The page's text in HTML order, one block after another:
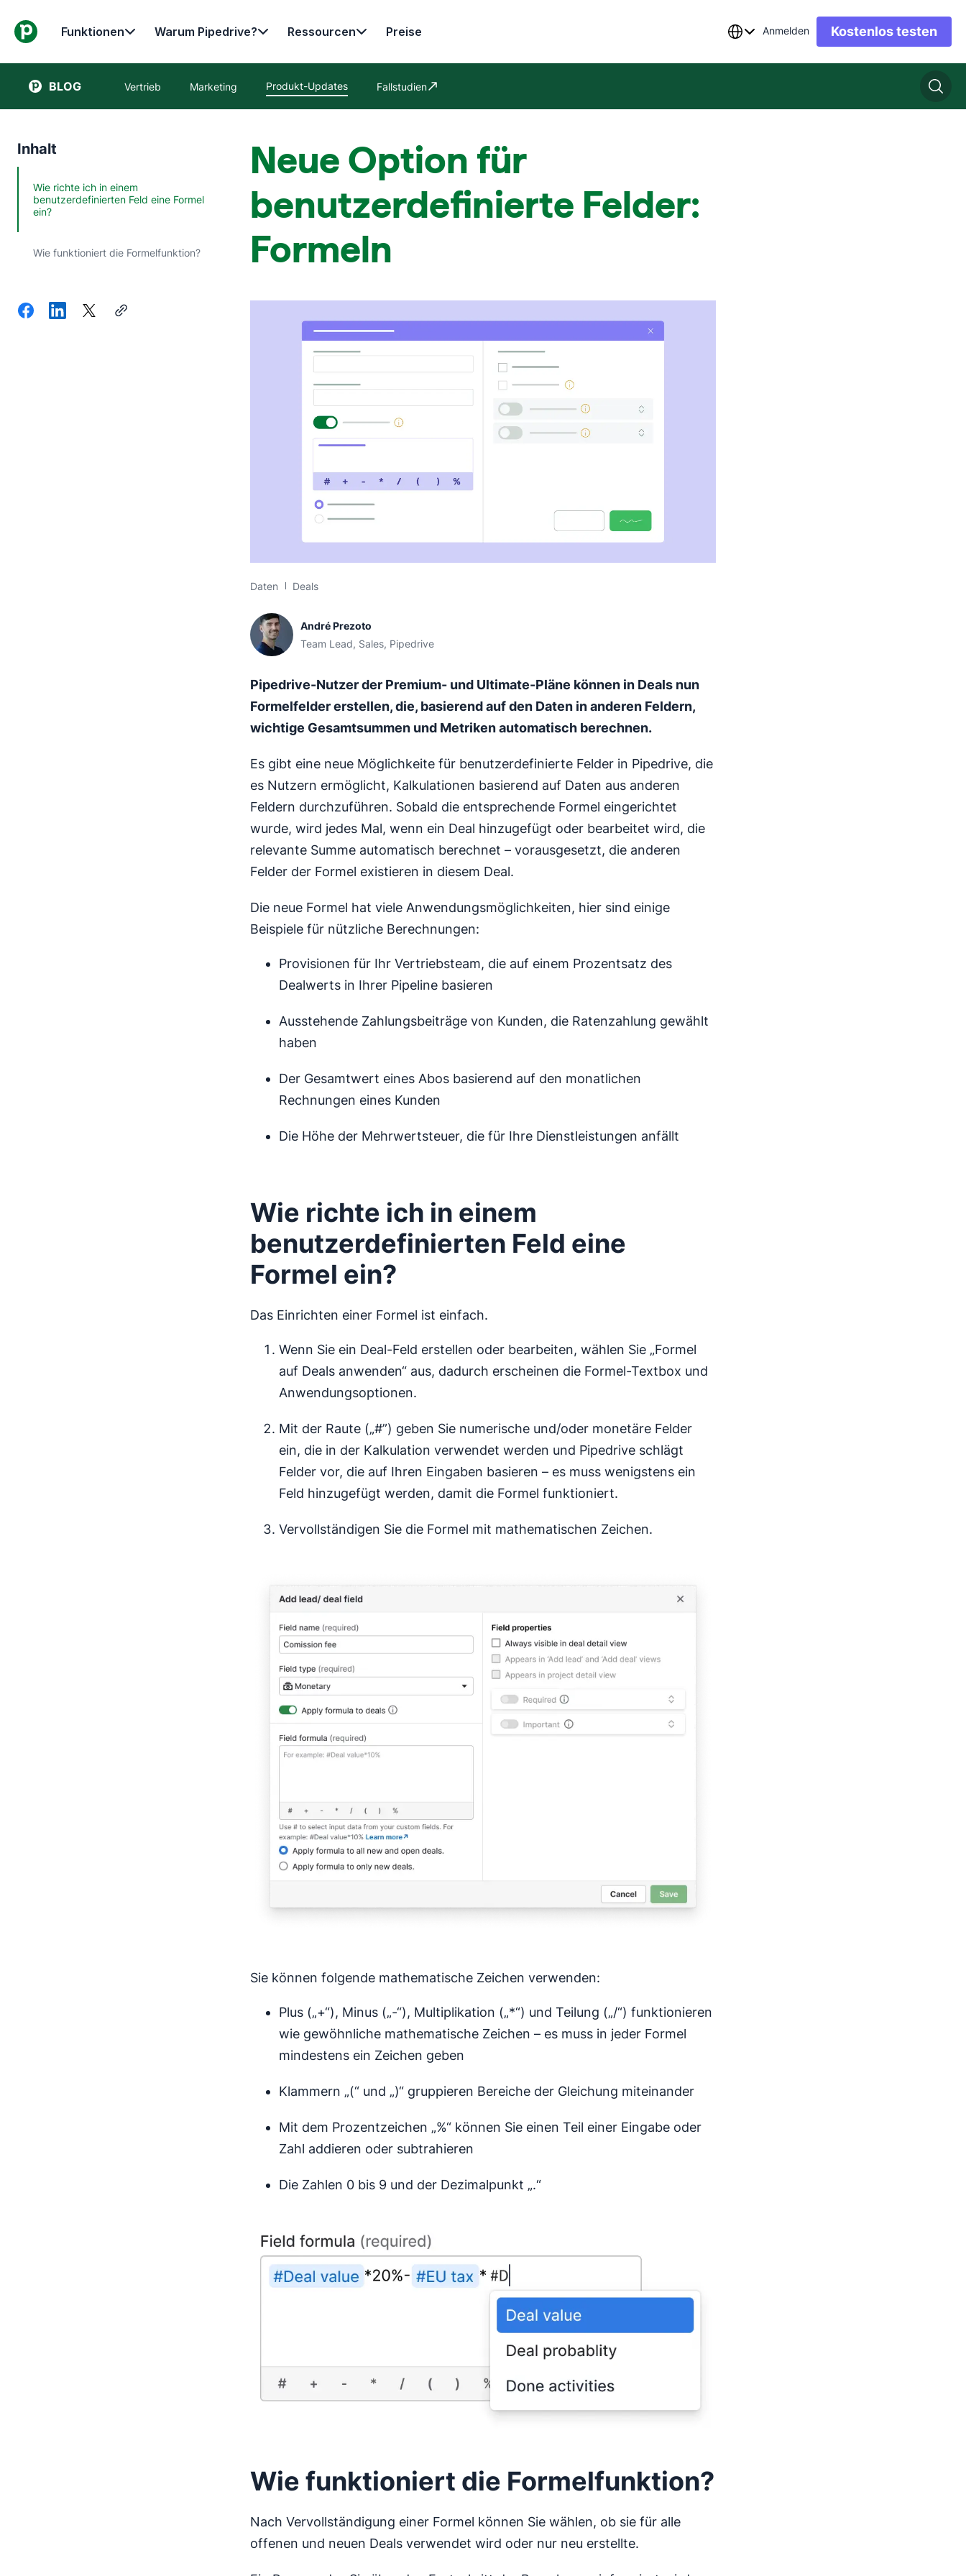
Funktionen Warum Pipedrive? Ressourcen Preise Anmelden Kostenlos testen
BLOG Vertrieb Marketing Produkt-Updates Fallstudien
In neuem Fenster öffnen
Inhalt
Wie richte ich in einem
benutzerdefinierten Feld eine Formel
ein?
Wie funktioniert die Formelfunktion?
Neue Option für
benutzerdefinierte Felder:
Formeln
Daten Deals
André Prezoto
Team Lead, Sales, Pipedrive
Pipedrive-Nutzer der Premium- und Ultimate-Pläne können in Deals nun
Formelfelder erstellen, die, basierend auf den Daten in anderen Feldern,
wichtige Gesamtsummen und Metriken automatisch berechnen.
Es gibt eine neue Möglichkeite für benutzerdefinierte Felder in Pipedrive, die
es Nutzern ermöglicht, Kalkulationen basierend auf Daten aus anderen
Feldern durchzuführen. Sobald die entsprechende Formel eingerichtet
wurde, wird jedes Mal, wenn ein Deal hinzugefügt oder bearbeitet wird, die
relevante Summe automatisch berechnet – vorausgesetzt, die anderen
Felder der Formel existieren in diesem Deal.
Die neue Formel hat viele Anwendungsmöglichkeiten, hier sind einige
Beispiele für nützliche Berechnungen:
Provisionen für Ihr Vertriebsteam, die auf einem Prozentsatz des
Dealwerts in Ihrer Pipeline basieren
Ausstehende Zahlungsbeiträge von Kunden, die Ratenzahlung gewählt
haben
Der Gesamtwert eines Abos basierend auf den monatlichen
Rechnungen eines Kunden
Die Höhe der Mehrwertsteuer, die für Ihre Dienstleistungen anfällt
Wie richte ich in einem
benutzerdefinierten Feld eine
Formel ein?
Das Einrichten einer Formel ist einfach.
Wenn Sie ein Deal-Feld erstellen oder bearbeiten, wählen Sie „Formel
auf Deals anwenden“ aus, dadurch erscheinen die Formel-Textbox und
Anwendungsoptionen.
Mit der Raute („#”) geben Sie numerische und/oder monetäre Felder
ein, die in der Kalkulation verwendet werden und Pipedrive schlägt
Felder vor, die auf Ihren Eingaben basieren – es muss wenigstens ein
Feld hinzugefügt werden, damit die Formel funktioniert.
Vervollständigen Sie die Formel mit mathematischen Zeichen.
Sie können folgende mathematische Zeichen verwenden:
Plus („+“), Minus („-“), Multiplikation („*“) und Teilung („/“) funktionieren
wie gewöhnliche mathematische Zeichen – es muss in jeder Formel
mindestens ein Zeichen geben
Klammern „(“ und „)“ gruppieren Bereiche der Gleichung miteinander
Mit dem Prozentzeichen „%“ können Sie einen Teil einer Eingabe oder
Zahl addieren oder subtrahieren
Die Zahlen 0 bis 9 und der Dezimalpunkt „.“
Wie funktioniert die Formelfunktion?
Nach Vervollständigung einer Formel können Sie wählen, ob sie für alle
offenen und neuen Deals verwendet wird oder nur neu erstellte.